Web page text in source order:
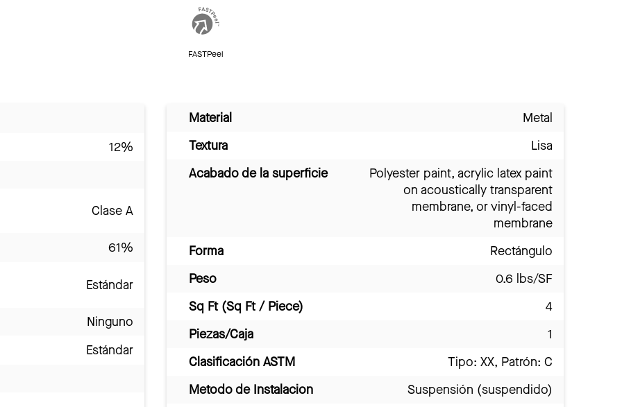
FASTPeel
12%
Clase A
61%
Estándar
Ninguno
Estándar
Material
Metal
Textura
Lisa
Acabado de la superficie
Polyester paint, acrylic latex paint
on acoustically transparent
membrane, or vinyl-faced
membrane
Forma
Rectángulo
Peso
0.6 lbs/SF
Sq Ft (Sq Ft / Piece)
4
Piezas/Caja
1
Clasificación ASTM
Tipo: XX, Patrón: C
Metodo de Instalacion
Suspensión (suspendido)